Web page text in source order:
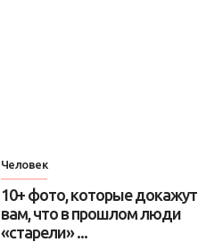
Человек
10+ фото, которые докажут
вам, что в прошлом люди
«старели» ...